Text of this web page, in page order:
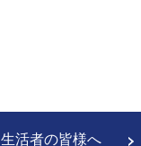
生活者の皆様へ